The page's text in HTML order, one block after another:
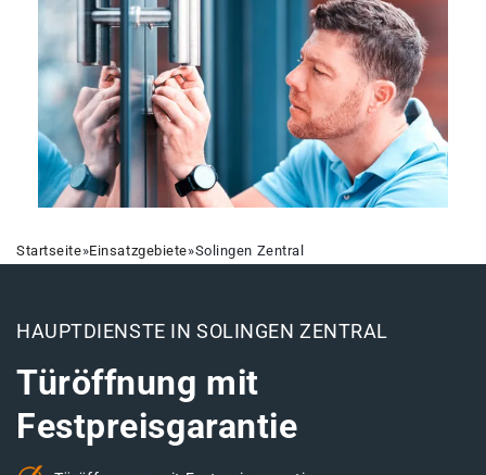
Startseite»Einsatzgebiete»Solingen Zentral
HAUPTDIENSTE IN SOLINGEN ZENTRAL
Türöffnung mit
Festpreisgarantie